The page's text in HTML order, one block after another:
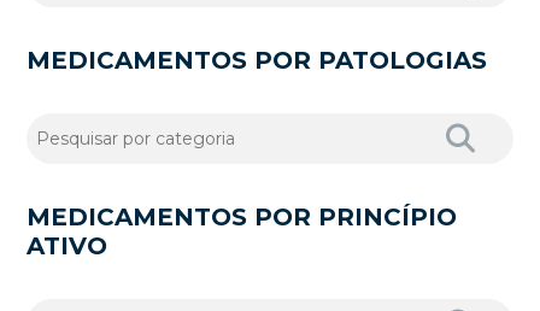
MEDICAMENTOS POR PATOLOGIAS
MEDICAMENTOS POR PRINCÍPIO
ATIVO